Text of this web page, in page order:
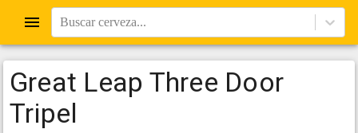
Buscar cerveza...
Great Leap Three Door
Tripel